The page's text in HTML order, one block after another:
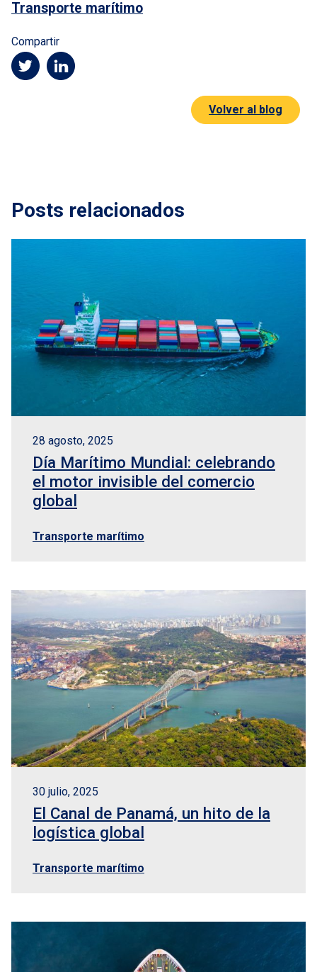
Transporte marítimo
Compartir
Volver al blog
Posts relacionados
28 agosto, 2025
Día Marítimo Mundial: celebrando
el motor invisible del comercio
global
Transporte marítimo
30 julio, 2025
El Canal de Panamá, un hito de la
logística global
Transporte marítimo